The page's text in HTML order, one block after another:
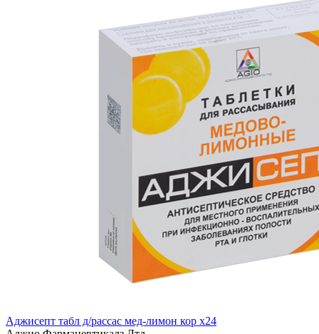
Аджисепт табл д/рассас мед-лимон кор x24